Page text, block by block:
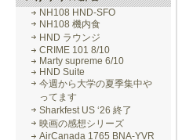
NH108 HND-SFO
NH108 機内食
HND ラウンジ
CRIME 101 8/10
Marty supreme 6/10
HND Suite
今週から大学の夏季集中や
ってます
Sharkfest US ‘26 終了
映画の感想シリーズ
AirCanada 1765 BNA-YVR